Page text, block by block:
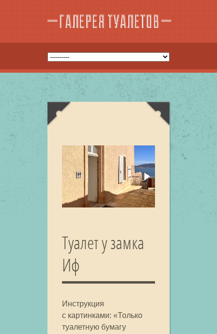
Туалет у замка
Иф
Инструкция
с картинками: «Только
туалетную бумагу